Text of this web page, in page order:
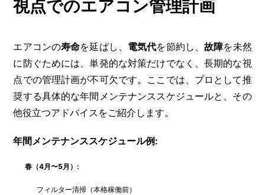
視点でのエアコン管理計画
エアコンの寿命を延ばし、 電気代を節約し、故障を未然
に防ぐためには、単発的な対策だけでなく、長期的な視
点での管理計画が不可欠です。ここでは、プロとして推
奨する具体的な年間メンテナンススケジュールと、その
他役立つアドバイスをご紹介します。
年間メンテナンススケジュール例:
春（4月〜5月）:
フィルター清掃（本格稼働前）